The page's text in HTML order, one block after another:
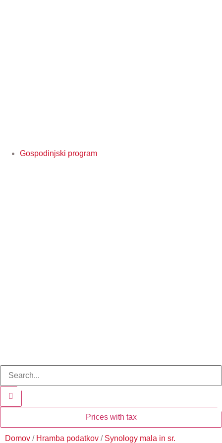
Gospodinjski program
Prices with tax
Domov / Hramba podatkov / Synology mala in sr.